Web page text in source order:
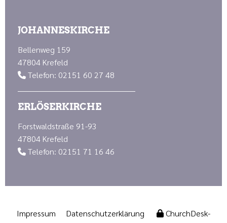
JOHANNESKIRCHE
Bellenweg 159
47804 Krefeld
 Telefon: 02151 60 27 48
ERLÖSERKIRCHE
Forstwaldstraße 91-93
47804 Krefeld
 Telefon: 02151 71 16 46
Impressum Datenschutzerklärung
ChurchDesk-